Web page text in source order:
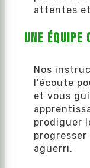
attentes
Une
Nos
l'écoute
et vous
prodiguer
aguerri.